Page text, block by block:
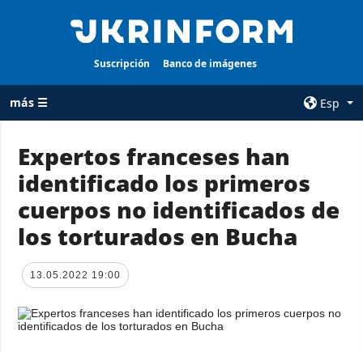
Suscripción Banco de imágenes
más ☰
Esp
TODAS LAS
Guerra
Reconstrucción
de Ucrania
Política
Economía
AGENCIA
sobre la agencia
contacto
Política de
Expertos franceses han
identificado los primeros
cuerpos no identificados de
los torturados en Bucha
13.05.2022 19:00